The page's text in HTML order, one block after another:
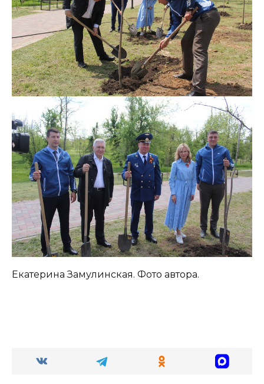
Екатерина Замулинская. Фото автора.